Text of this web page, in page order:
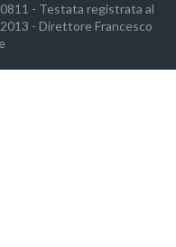
- Testata registrata al
- Direttore Francesco